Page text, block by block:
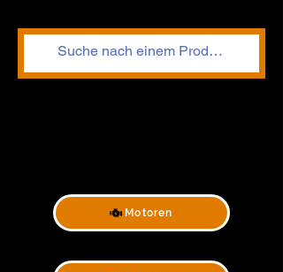
Motoren